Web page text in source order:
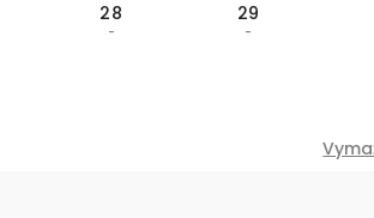
28
-
29
-